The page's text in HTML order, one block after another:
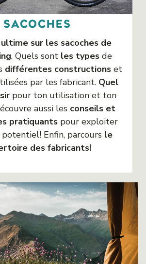
sacoches
sur les sacoches de
. Quels sontles typesde
différentes constructions et
par les fabricant. Quel
pour ton utilisation et ton
aussi les conseils et
pratiquants pour exploiter
Enfin, parcours le
des fabricants!